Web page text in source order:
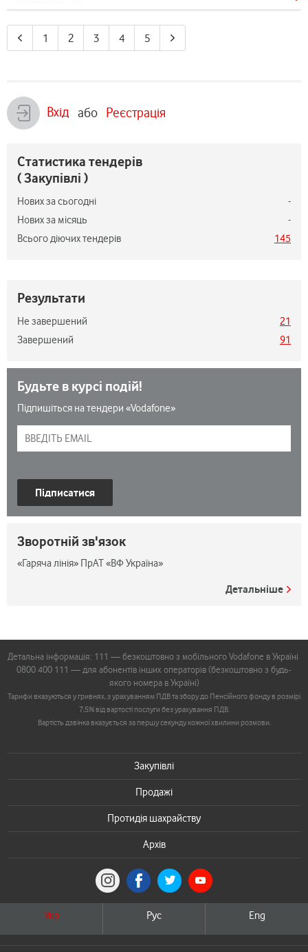
1 2 3 4 5
Вхід або Реєстрація
Статистика тендерів
( Закупівлі )
Нових за сьогодні
-
Нових за місяць
-
Всього діючих тендерів
145
Результати
Не завершений
21
Завершений
91
Будьте в курсі подій!
Підпишіться на тендери «Vodafone»
Підписатися
Зворотній зв'язок
«Гаряча лінія» ПрАТ «ВФ Україна»
Детальніше
Детальна інформація: 111 — безкоштовно з мобільного Vodafone в Україні
0800 400 111 — для абонентів інших операторів (безкоштовно з будь-
якого номера в Україні)
Тарифи вказуються у гривнях, з урахуванням ПДВ та збору до Пенсійного фонду в розмірі
7,5% від вартості послуги без урахування ПДВ.
Вартість дзвінка вказується за першу секунду кожної хвилини розмови.
Закупівлі
Продажі
Протидія шахрайству
Архів
Укр Рус Eng